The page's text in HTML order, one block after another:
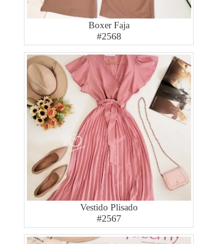
Boxer Faja
#2568
Vestido Plisado
#2567